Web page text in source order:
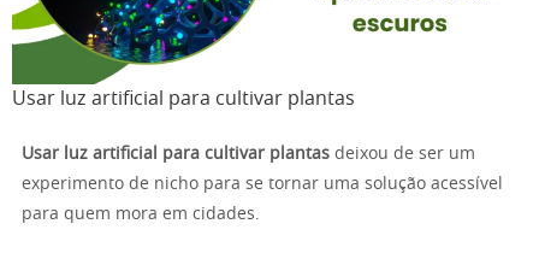
Usar luz artificial para cultivar plantas
Usar luz artificial para cultivar plantas deixou de ser um
experimento de nicho para se tornar uma solução acessível
para quem mora em cidades.